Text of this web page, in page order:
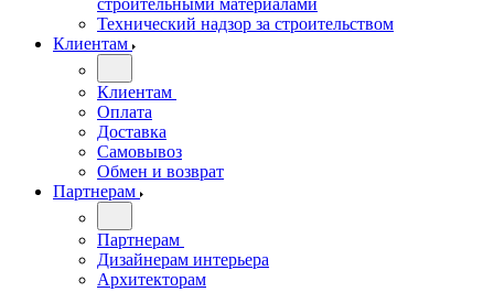
строительными материалами
Технический надзор за строительством
Клиентам
Клиентам
Оплата
Доставка
Самовывоз
Обмен и возврат
Партнерам
Партнерам
Дизайнерам интерьера
Архитекторам